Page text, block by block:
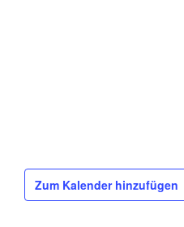
Zum Kalender hinzufügen